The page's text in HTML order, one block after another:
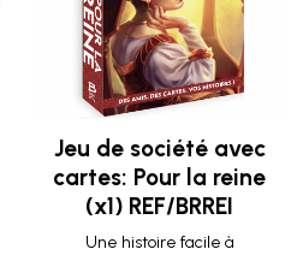
Jeu de société avec
cartes: Pour la reine
(x1) REF/BRREI
Une histoire facile à